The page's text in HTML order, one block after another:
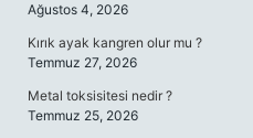
Ağustos 4, 2026
Kırık ayak kangren olur mu ?
Temmuz 27, 2026
Metal toksisitesi nedir ?
Temmuz 25, 2026